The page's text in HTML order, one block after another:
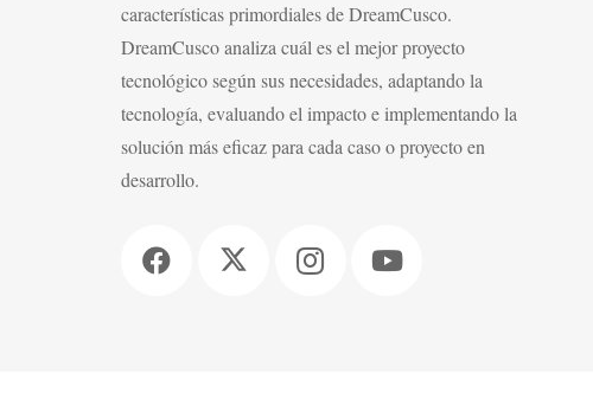
características primordiales de DreamCusco.
DreamCusco analiza cuál es el mejor proyecto
tecnológico según sus necesidades, adaptando la
tecnología, evaluando el impacto e implementando la
solución más eficaz para cada caso o proyecto en
desarrollo.